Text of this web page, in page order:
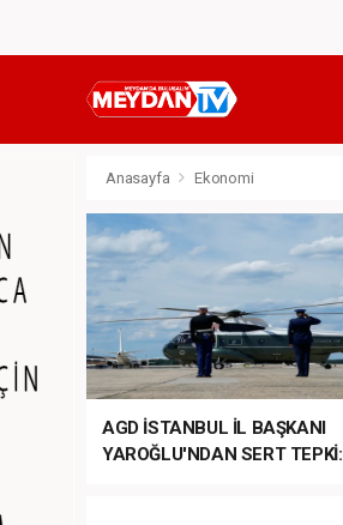
Anasayfa Ekonomi
AGD İSTANBUL İL BAŞKANI
YAROĞLU'NDAN SERT TEPKİ: